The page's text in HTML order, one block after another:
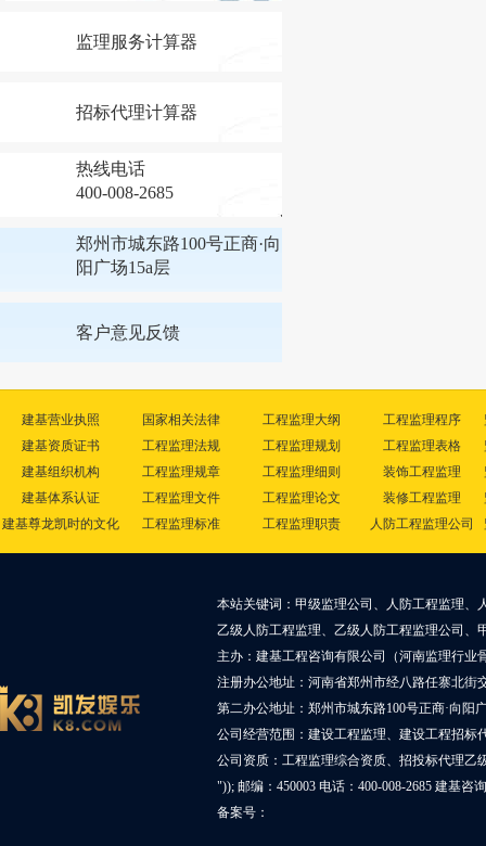
监理服务计算器
招标代理计算器
热线电话
400-008-2685
郑州市城东路100号正商·向
阳广场15a层
客户意见反馈
建基营业执照
建基资质证书
建基组织机构
建基体系认证
建基尊龙凯时的文化
国家相关法律
工程监理法规
工程监理规章
工程监理文件
工程监理标准
工程监理大纲
工程监理规划
工程监理细则
工程监理论文
工程监理职责
工程监理程序
工程监理表格
装饰工程监理
装修工程监理
人防工程监理公司
本站关键词：甲级监理公司、人防工程监理、
乙级人防工程监理、乙级人防工程监理公司、
主办：建基工程咨询有限公司（河南监理行业
注册办公地址：河南省郑州市经八路任寨北街
第二办公地址：郑州市城东路100号正商·向阳
公司经营范围：建设工程监理、建设工程招标
公司资质：工程监理综合资质、招投标代理乙
")); 邮编：450003 电话：400-008-2685 建基咨
备案号：